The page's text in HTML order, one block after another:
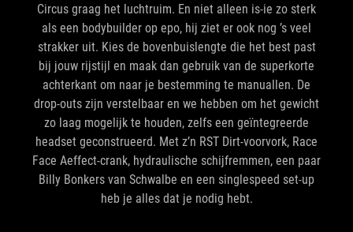
Circus graag het luchtruim. En niet alleen is-ie zo sterk
als een bodybuilder op epo, hij ziet er ook nog ’s veel
strakker uit. Kies de bovenbuislengte die het best past
bij jouw rijstijl en maak dan gebruik van de superkorte
achterkant om naar je bestemming te manuallen. De
drop-outs zijn verstelbaar en we hebben om het gewicht
zo laag mogelijk te houden, zelfs een geïntegreerde
headset geconstrueerd. Met z’n RST Dirt-voorvork, Race
Face Aeffect-crank, hydraulische schijfremmen, een paar
Billy Bonkers van Schwalbe en een singlespeed set-up
heb je alles dat je nodig hebt.